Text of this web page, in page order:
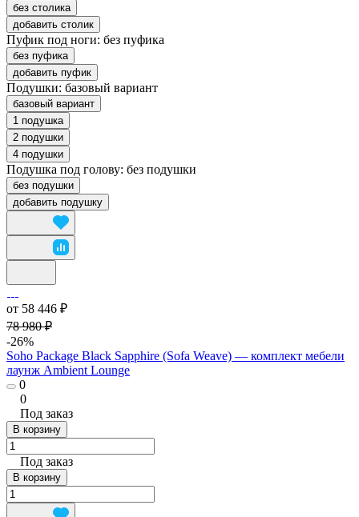
без столика
добавить столик
Пуфик под ноги: без пуфика
без пуфика
добавить пуфик
Подушки: базовый вариант
базовый вариант
1 подушка
2 подушки
4 подушки
Подушка под голову: без подушки
без подушки
добавить подушку
от 58 446 ₽
78 980 ₽
-26%
Soho Package Black Sapphire (Sofa Weave) — комплект мебели
лаунж Ambient Lounge
0
0
Под заказ
В корзину
Под заказ
В корзину